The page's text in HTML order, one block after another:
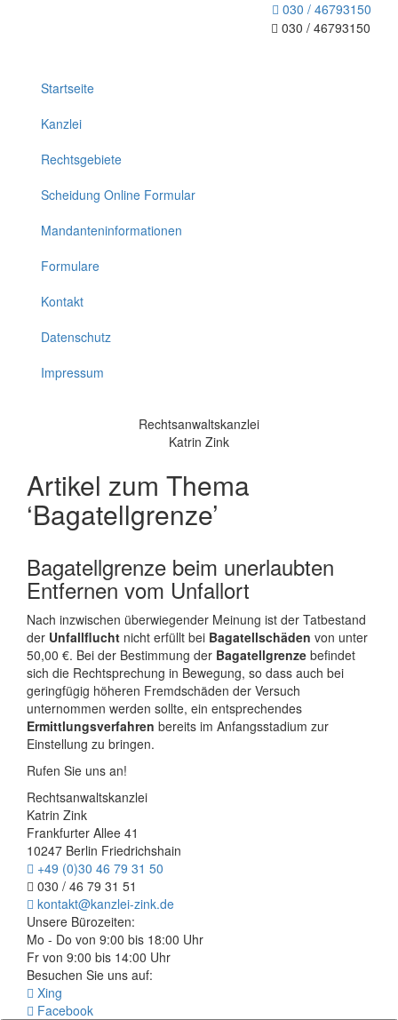
030 / 46793150
030 / 46793150
Startseite
Kanzlei
Rechtsgebiete
Scheidung Online Formular
Mandanteninformationen
Formulare
Kontakt
Datenschutz
Impressum
Rechtsanwaltskanzlei
Katrin Zink
Artikel zum Thema
‘Bagatellgrenze’
Bagatellgrenze beim unerlaubten
Entfernen vom Unfallort
Nach inzwischen überwiegender Meinung ist der Tatbestand
der Unfallflucht nicht erfüllt bei Bagatellschäden von unter
50,00 €. Bei der Bestimmung der Bagatellgrenze befindet
sich die Rechtsprechung in Bewegung, so dass auch bei
geringfügig höheren Fremdschäden der Versuch
unternommen werden sollte, ein entsprechendes
Ermittlungsverfahren bereits im Anfangsstadium zur
Einstellung zu bringen.
Rufen Sie uns an!
Rechtsanwaltskanzlei
Katrin Zink
Frankfurter Allee 41
10247 Berlin Friedrichshain
+49 (0)30 46 79 31 50
030 / 46 79 31 51
kontakt@kanzlei-zink.de
Unsere Bürozeiten:
Mo - Do von 9:00 bis 18:00 Uhr
Fr von 9:00 bis 14:00 Uhr
Besuchen Sie uns auf:
Xing
Facebook